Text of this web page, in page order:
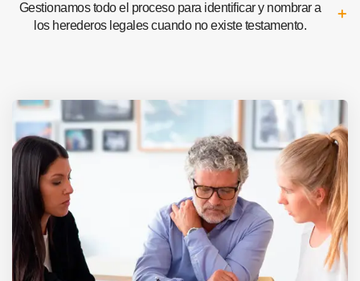
Gestionamos todo el proceso para identificar y nombrar a
los herederos legales cuando no existe testamento.